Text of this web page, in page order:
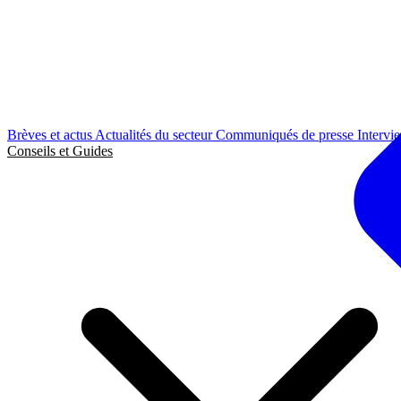
Brèves et actus Actualités du secteurCommuniqués de presse
Conseils et Guides